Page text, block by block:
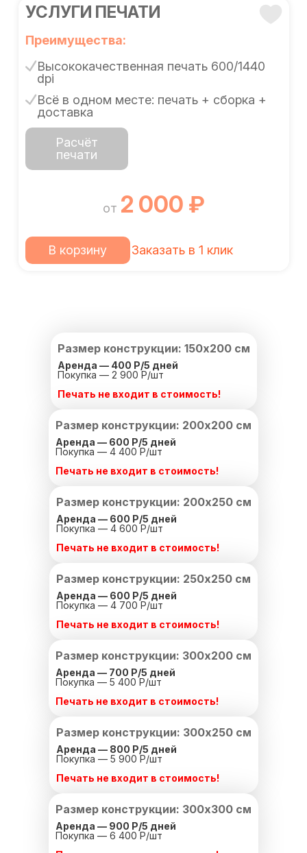
УСЛУГИ ПЕЧАТИ
Преимущества:
Высококачественная печать 600/1440
dpi
Всё в одном месте: печать + сборка +
доставка
Расчёт
печати
от 2 000 ₽
В корзину Заказать в 1 клик
Размер конструкции: 150х200 см
Аренда — 400 Р/5 дней
Покупка — 2 900 Р/шт
Печать не входит в стоимость!
Размер конструкции: 200х200 см
Аренда — 600 Р/5 дней
Покупка — 4 400 Р/шт
Печать не входит в стоимость!
Размер конструкции: 200х250 см
Аренда — 600 Р/5 дней
Покупка — 4 600 Р/шт
Печать не входит в стоимость!
Размер конструкции: 250х250 см
Аренда — 600 Р/5 дней
Покупка — 4 700 Р/шт
Печать не входит в стоимость!
Размер конструкции: 300х200 см
Аренда — 700 Р/5 дней
Покупка — 5 400 Р/шт
Печать не входит в стоимость!
Размер конструкции: 300х250 см
Аренда — 800 Р/5 дней
Покупка — 5 900 Р/шт
Печать не входит в стоимость!
Размер конструкции: 300х300 см
Аренда — 900 Р/5 дней
Покупка — 6 400 Р/шт